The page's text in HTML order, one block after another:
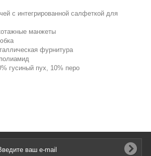
с интегрированной салфеткой для
манжеты
фурнитура
гусиный пух, 10% перо